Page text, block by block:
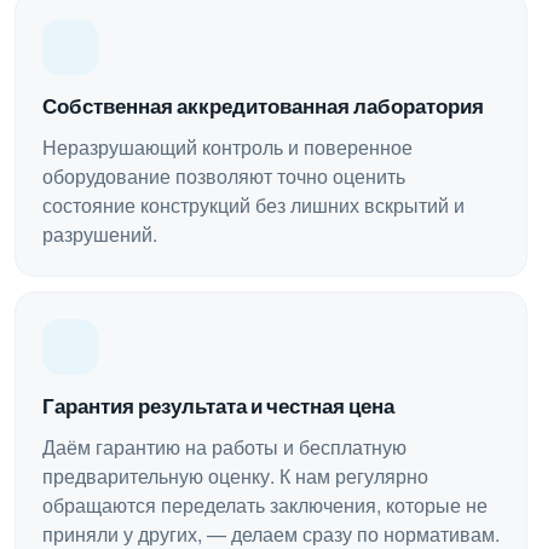
Собственная аккредитованная лаборатория
Неразрушающий контроль и поверенное
оборудование позволяют точно оценить
состояние конструкций без лишних вскрытий и
разрушений.
Гарантия результата и честная цена
Даём гарантию на работы и бесплатную
предварительную оценку. К нам регулярно
обращаются переделать заключения, которые не
приняли у других, — делаем сразу по нормативам.